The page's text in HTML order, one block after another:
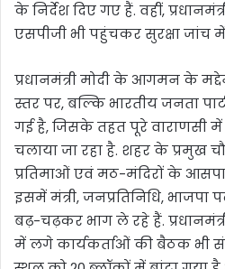
के निर्देश दिए गए हैं. वहीं,
एसपीजी भी पहुंचकर सुरक्षा जांच
प्रधानमंत्री मोदी के आगमन के
स्तर पर, बल्कि भारतीय जनता
गई है, जिसके तहत पूरे वाराणसी में
चलाया जा रहा है. शहर के प्रमुख
प्रतिमाओं एवं मठ-मंदिरों के
इसमें मंत्री, जनप्रतिनिधि, भाजपा
बढ़-चढ़कर भाग ले रहे हैं.
में लगे कार्यकर्ताओं की बैठक भी